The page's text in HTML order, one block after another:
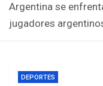
Argentina se
jugadores
DEPORTES